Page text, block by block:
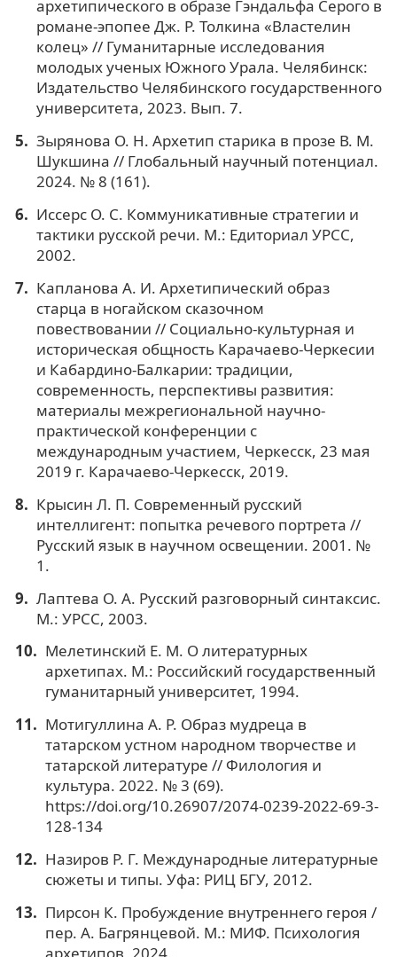
архетипического в образе Гэндальфа Серого в
романе-эпопее Дж. Р. Толкина «Властелин
колец» // Гуманитарные исследования
молодых ученых Южного Урала. Челябинск:
Издательство Челябинского государственного
университета, 2023. Вып. 7.
Зырянова О. Н. Архетип старика в прозе В. М.
Шукшина // Глобальный научный потенциал.
2024. № 8 (161).
Иссерс О. С. Коммуникативные стратегии и
тактики русской речи. М.: Едиториал УРСС,
2002.
Капланова А. И. Архетипический образ
старца в ногайском сказочном
повествовании // Социально-культурная и
историческая общность Карачаево-Черкесии
и Кабардино-Балкарии: традиции,
современность, перспективы развития:
материалы межрегиональной научно-
практической конференции с
международным участием, Черкесск, 23 мая
2019 г. Карачаево-Черкесск, 2019.
Крысин Л. П. Современный русский
интеллигент: попытка речевого портрета //
Русский язык в научном освещении. 2001. №
1.
Лаптева О. А. Русский разговорный синтаксис.
М.: УРСС, 2003.
Мелетинский Е. М. О литературных
архетипах. М.: Российский государственный
гуманитарный университет, 1994.
Мотигуллина А. Р. Образ мудреца в
татарском устном народном творчестве и
татарской литературе // Филология и
культура. 2022. № 3 (69).
https://doi.org/10.26907/2074-0239-2022-69-3-
128-134
Назиров Р. Г. Международные литературные
сюжеты и типы. Уфа: РИЦ БГУ, 2012.
Пирсон К. Пробуждение внутреннего героя /
пер. А. Багрянцевой. М.: МИФ. Психология